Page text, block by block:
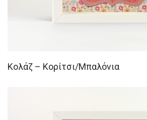
Κολάζ – Κορίτσι/Μπαλόνια